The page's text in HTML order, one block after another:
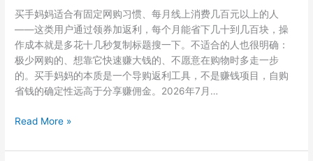
享
功
能
详
解：
邀
码
买手妈妈适合有固定网购习惯、每月线上消费几百元以上的人
——这类用户通过领券加返利，每个月能省下几十到几百块，操
作成本就是多花十几秒复制标题搜一下。不适合的人也很明确：
极少网购的、想靠它快速赚大钱的、不愿意在购物时多走一步
的。买手妈妈的本质是一个导购返利工具，不是赚钱项目，自购
省钱的确定性远高于分享赚佣金。2026年7月…
邀
码
Read More »